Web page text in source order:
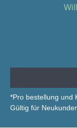
*Pro bestellung und
Gültig für